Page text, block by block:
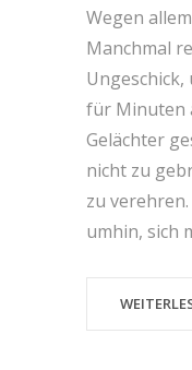
Wegen
Manchmal
für Minuten
Gelächter
nicht zu
zu
umhin, sich